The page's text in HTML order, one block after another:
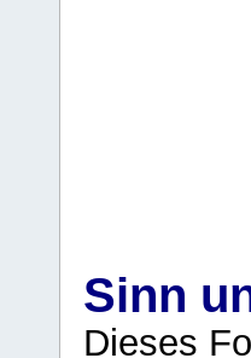
Sinn
Dieses